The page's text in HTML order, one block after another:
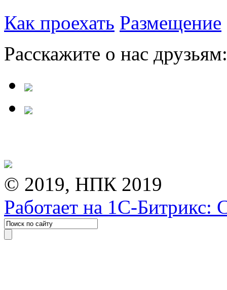
Как проехать Размещение
Расскажите о нас друзьям:
© 2019, НПК 2019
Работает на 1С-Битрикс: